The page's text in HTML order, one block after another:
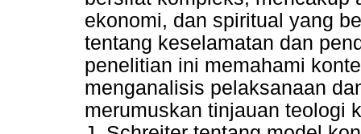
ekonomi, dan spiritual yang
tentang keselamatan dan
penelitian ini memahami
menganalisis pelaksanaan
merumuskan tinjauan teologi